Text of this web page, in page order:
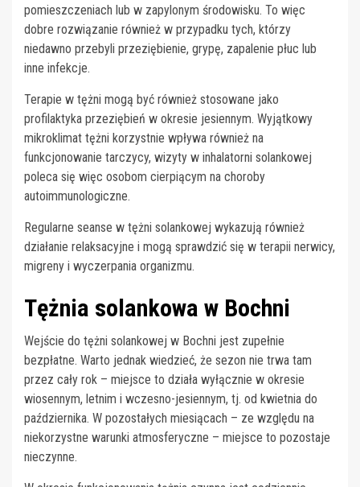
pomieszczeniach lub w zapylonym środowisku. To więc
dobre rozwiązanie również w przypadku tych, którzy
niedawno przebyli przeziębienie, grypę, zapalenie płuc lub
inne infekcje.
Terapie w tężni mogą być również stosowane jako
profilaktyka przeziębień w okresie jesiennym. Wyjątkowy
mikroklimat tężni korzystnie wpływa również na
funkcjonowanie tarczycy, wizyty w inhalatorni solankowej
poleca się więc osobom cierpiącym na choroby
autoimmunologiczne.
Regularne seanse w tężni solankowej wykazują również
działanie relaksacyjne i mogą sprawdzić się w terapii nerwicy,
migreny i wyczerpania organizmu.
Tężnia solankowa w Bochni
Wejście do tężni solankowej w Bochni jest zupełnie
bezpłatne. Warto jednak wiedzieć, że sezon nie trwa tam
przez cały rok – miejsce to działa wyłącznie w okresie
wiosennym, letnim i wczesno-jesiennym, tj. od kwietnia do
października. W pozostałych miesiącach – ze względu na
niekorzystne warunki atmosferyczne – miejsce to pozostaje
nieczynne.